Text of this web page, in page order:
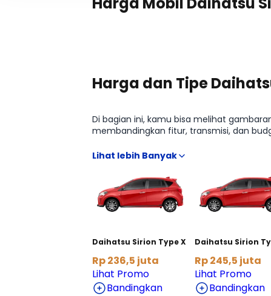
Harga dan Tipe
Di bagian ini, kamu bisa melihat
membandingkan fitur, transmisi, dan
buka banyak sumber.
Daihatsu Sirion Type X
Rp 236,5 juta
Lihat Promo
Bandingkan
Daihatsu Sirion
Rp 245,5 juta
Lihat Promo
Bandingkan